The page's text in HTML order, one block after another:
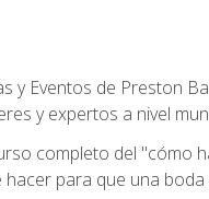
y Eventos de Preston
y expertos a nivel
completo del
para que una